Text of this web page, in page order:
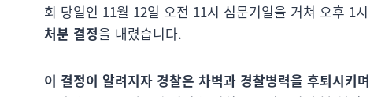
회 당일인 11월 12일 오전 11시 심문기일을 거쳐 오후 1
처분 결정을 내렸습니다.
이 결정이 알려지자 경찰은 차벽과 경찰병력을 후퇴시키